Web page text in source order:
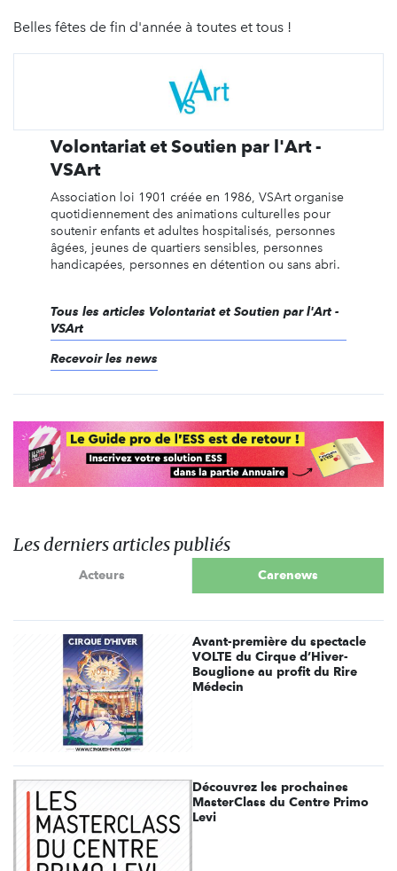
Belles fêtes de fin d'année à toutes et tous !
Volontariat et Soutien par l'Art -
VSArt
Association loi 1901 créée en 1986, VSArt organise
quotidiennement des animations culturelles pour
soutenir enfants et adultes hospitalisés, personnes
âgées, jeunes de quartiers sensibles, personnes
handicapées, personnes en détention ou sans abri.
Tous les articles Volontariat et Soutien par l'Art -
VSArt
Recevoir les news
Les derniers articles publiés
Acteurs Carenews
Avant-première du spectacle
VOLTE du Cirque d’Hiver-
Bouglione au profit du Rire
Médecin
Découvrez les prochaines
MasterClass du Centre Primo
Levi